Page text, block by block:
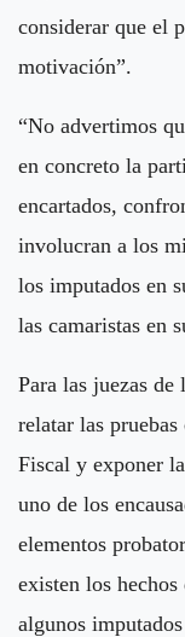
considerar que el
motivación”.
“No advertimos
en concreto la
encartados,
involucran a los
los imputados en
las camaristas en
Para las juezas
relatar las
Fiscal y exponer
uno de los
elementos
existen los
algunos